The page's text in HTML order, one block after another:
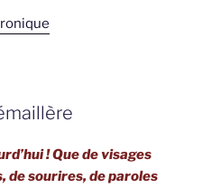
! Que de visages
de sourires, de paroles